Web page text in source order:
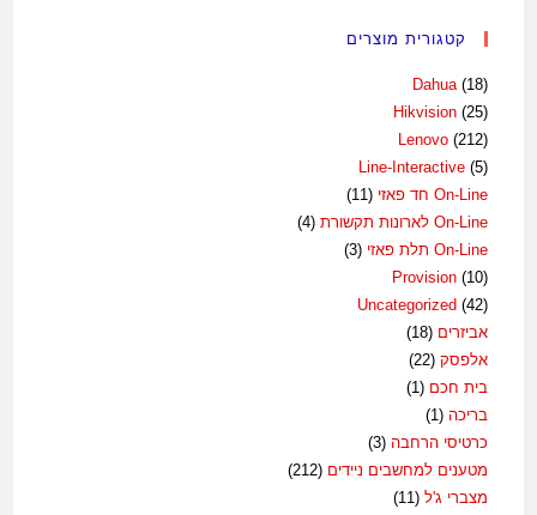
קטגורית מוצרים
Dahua (18)
Hikvision (25)
Lenovo (212)
Line-Interactive (5)
On-Line חד פאזי
(11)
On-Line לארונות תקשורת
(4)
On-Line תלת פאזי
(3)
Provision (10)
Uncategorized (42)
אביזרים (18)
אלפסק (22)
בית חכם (1)
בריכה (1)
כרטיסי הרחבה (3)
מטענים למחשבים ניידים (212)
מצברי ג'ל (11)